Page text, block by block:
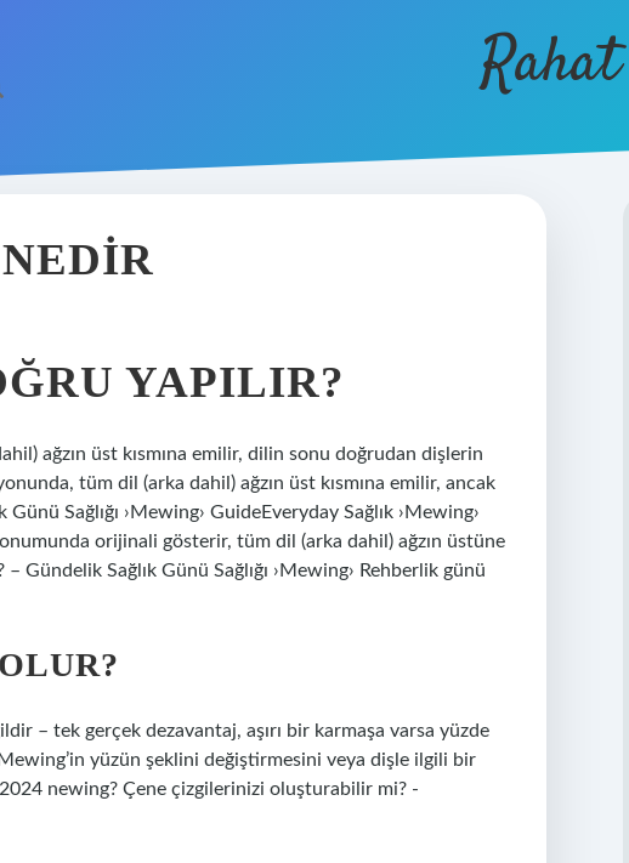
YAPILIR?
ağzın üst kısmına emilir, dilin sonu doğrudan dişlerin
tüm dil (arka dahil) ağzın üst kısmına emilir, ancak
Sağlığı ›Mewing› GuideEveryday Sağlık ›Mewing›
orijinali gösterir, tüm dil (arka dahil) ağzın üstüne
Gündelik Sağlık Günü Sağlığı ›Mewing› Rehberlik günü
– tek gerçek dezavantaj, aşırı bir karmaşa varsa yüzde
yüzün şeklini değiştirmesini veya dişle ilgili bir
newing? Çene çizgilerinizi oluşturabilir mi? -